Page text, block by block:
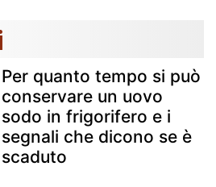
Per quanto tempo si può
conservare un uovo
sodo in frigorifero e i
segnali che dicono se è
scaduto